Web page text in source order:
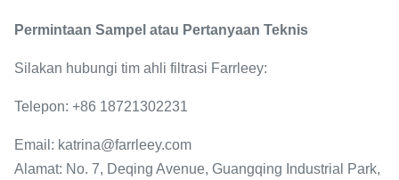
Permintaan Sampel atau Pertanyaan Teknis
Silakan hubungi tim ahli filtrasi Farrleey:
Telepon: +86 18721302231
Email: katrina@farrleey.com
Alamat: No. 7, Deqing Avenue, Guangqing Industrial Park,